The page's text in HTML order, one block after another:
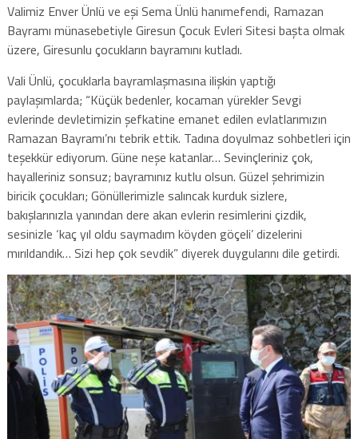
Valimiz Enver Ünlü ve eşi Sema Ünlü hanımefendi, Ramazan
Bayramı münasebetiyle Giresun Çocuk Evleri Sitesi başta olmak
üzere, Giresunlu çocukların bayramını kutladı.
Vali Ünlü, çocuklarla bayramlaşmasına ilişkin yaptığı
paylaşımlarda; “Küçük bedenler, kocaman yürekler Sevgi
evlerinde devletimizin şefkatine emanet edilen evlatlarımızın
Ramazan Bayramı’nı tebrik ettik. Tadına doyulmaz sohbetleri için
teşekkür ediyorum. Güne neşe katanlar… Sevinçleriniz çok,
hayalleriniz sonsuz; bayramınız kutlu olsun. Güzel şehrimizin
biricik çocukları; Gönüllerimizle salıncak kurduk sizlere,
bakışlarınızla yanından dere akan evlerin resimlerini çizdik,
sesinizle ‘kaç yıl oldu saymadım köyden göçeli’ dizelerini
mırıldandık… Sizi hep çok sevdik” diyerek duygularını dile getirdi.